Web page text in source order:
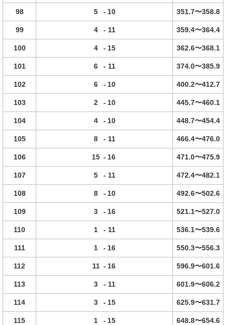
98 5 - 10 351.7〜358.8
99 4 - 11 359.4〜364.4
100 4 - 15 362.6〜368.1
101 6 - 11 374.0〜385.9
102 6 - 10 400.2〜412.7
103 2 - 10 445.7〜460.1
104 4 - 10 448.7〜454.4
105 8 - 11 466.4〜476.0
106 15 - 16 471.0〜475.9
107 5 - 11 472.4〜482.1
108 8 - 10 492.6〜502.6
109 3 - 16 521.1〜527.0
110 1 - 11 536.1〜539.6
111 1 - 16 550.3〜556.3
112 11 - 16 596.9〜601.6
113 3 - 11 601.9〜606.2
114 3 - 15 625.9〜631.7
115 1 - 15 648.8〜654.6